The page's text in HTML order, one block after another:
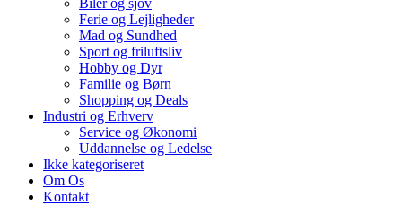
Biler og sjov
Ferie og Lejligheder
Mad og Sundhed
Sport og friluftsliv
Hobby og Dyr
Familie og Børn
Shopping og Deals
Industri og Erhverv
Service og Økonomi
Uddannelse og Ledelse
Ikke kategoriseret
Om Os
Kontakt